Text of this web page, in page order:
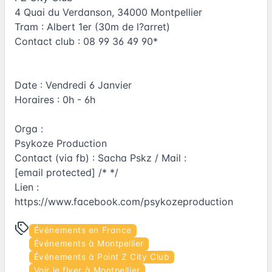
4 Quai du Verdanson, 34000 Montpellier
Tram : Albert 1er (30m de l?arret)
Contact club : 08 99 36 49 90*
Date : Vendredi 6 Janvier
Horaires : 0h - 6h
Orga :
Psykoze Production
Contact (via fb) : Sacha Pskz / Mail :
[email protected] /* */
Lien :
https://www.facebook.com/psykozeproduction
Événements en France
Événements à Montpellier
Événements à Point Z City Club
Voir le flyer à Montpellier